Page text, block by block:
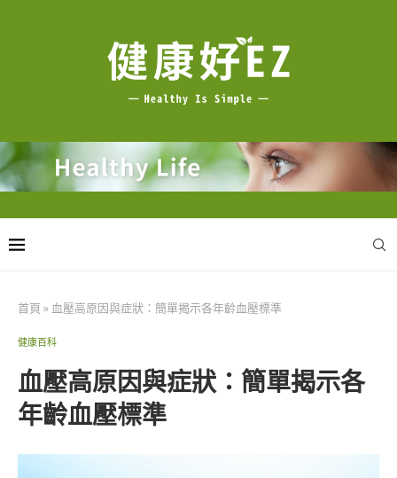
首頁 » 血壓高原因與症狀：簡單揭示各年齡血壓標準
健康百科
血壓高原因與症狀：簡單揭示各
年齡血壓標準